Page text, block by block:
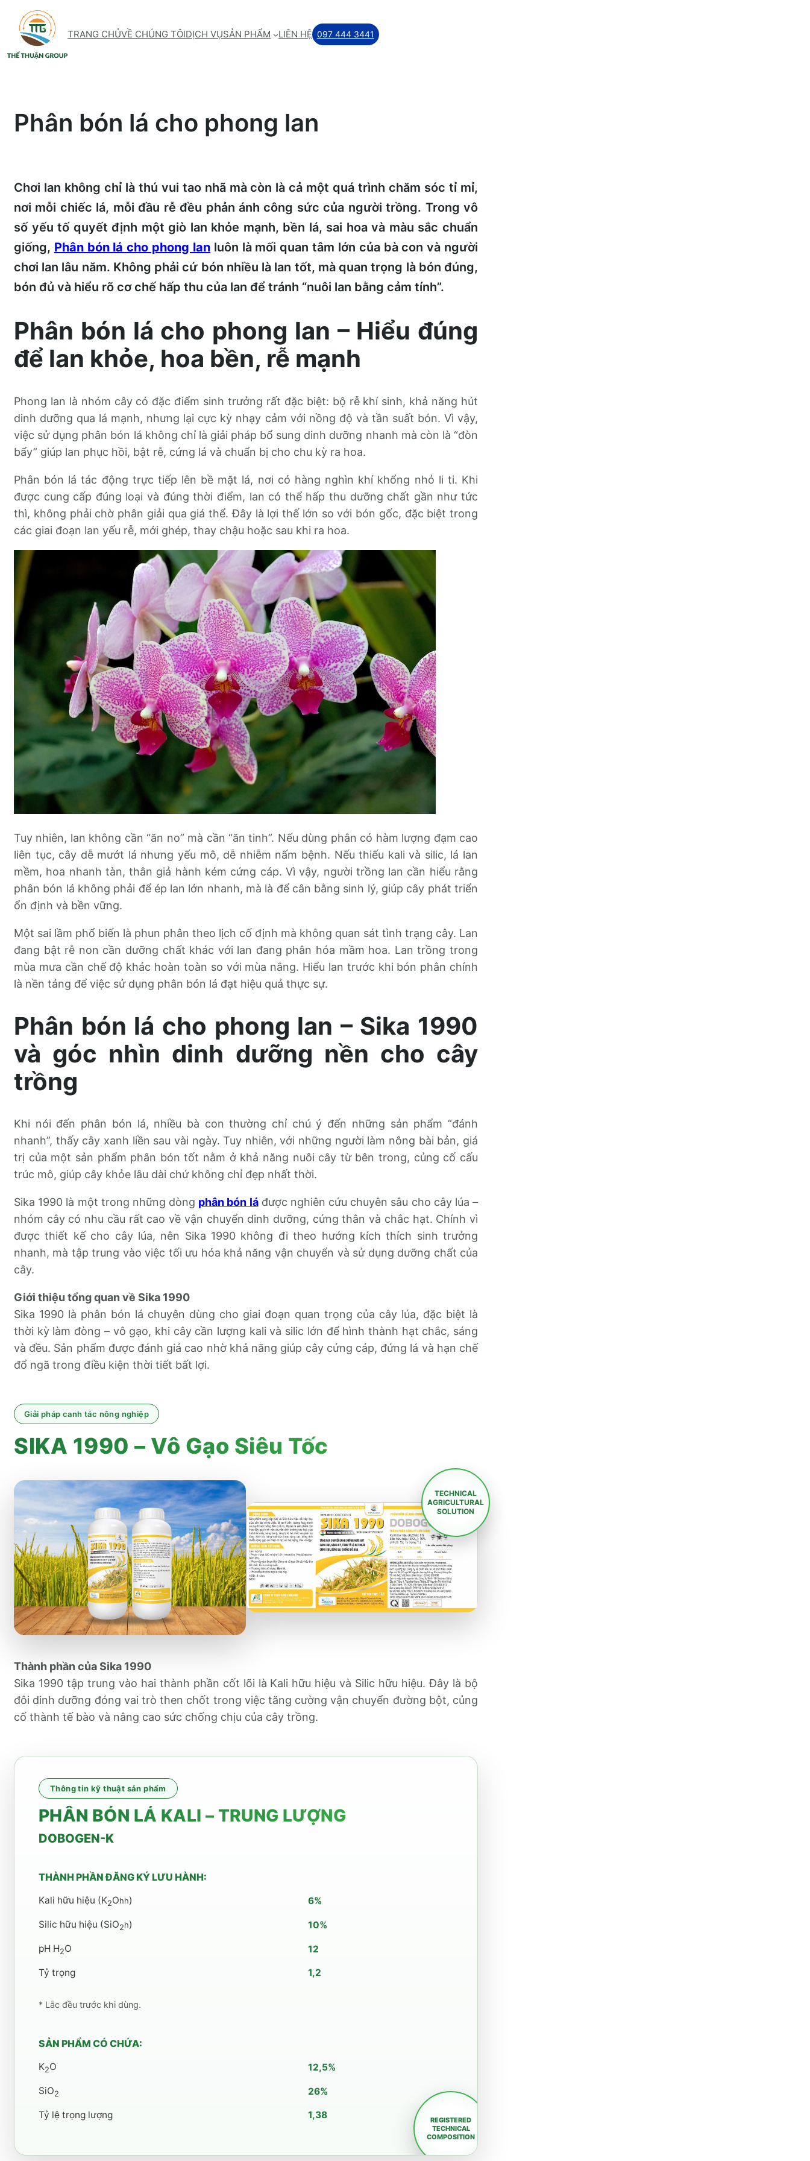
Skip
content
TRANG CHỦVỀ CHÚNG TÔIDỊCH VỤSẢN PHẨM LIÊN HỆ 097 444 3441
Phân bón lá cho phong lan
Chơi lan không chỉ là thú vui tao nhã mà còn là cả một quá trình chăm sóc tỉ mỉ,
nơi mỗi chiếc lá, mỗi đầu rễ đều phản ánh công sức của người trồng. Trong vô
số yếu tố quyết định một giò lan khỏe mạnh, bền lá, sai hoa và màu sắc chuẩn
giống, Phân bón lá cho phong lanluôn là mối quan tâm lớn của bà con và người
chơi lan lâu năm. Không phải cứ bón nhiều là lan tốt, mà quan trọng là bón đúng,
bón đủ và hiểu rõ cơ chế hấp thu của lan để tránh “nuôi lan bằng cảm tính”.
Phân bón lá cho phong lan – Hiểu đúng
để lan khỏe, hoa bền, rễ mạnh
Phong lan là nhóm cây có đặc điểm sinh trưởng rất đặc biệt: bộ rễ khí sinh, khả năng hút
dinh dưỡng qua lá mạnh, nhưng lại cực kỳ nhạy cảm với nồng độ và tần suất bón. Vì vậy,
việc sử dụng phân bón lá không chỉ là giải pháp bổ sung dinh dưỡng nhanh mà còn là “đòn
bẩy” giúp lan phục hồi, bật rễ, cứng lá và chuẩn bị cho chu kỳ ra hoa.
Phân bón lá tác động trực tiếp lên bề mặt lá, nơi có hàng nghìn khí khổng nhỏ li ti. Khi
được cung cấp đúng loại và đúng thời điểm, lan có thể hấp thu dưỡng chất gần như tức
thì, không phải chờ phân giải qua giá thể. Đây là lợi thế lớn so với bón gốc, đặc biệt trong
các giai đoạn lan yếu rễ, mới ghép, thay chậu hoặc sau khi ra hoa.
Tuy nhiên, lan không cần “ăn no” mà cần “ăn tinh”. Nếu dùng phân có hàm lượng đạm cao
liên tục, cây dễ mướt lá nhưng yếu mô, dễ nhiễm nấm bệnh. Nếu thiếu kali và silic, lá lan
mềm, hoa nhanh tàn, thân giả hành kém cứng cáp. Vì vậy, người trồng lan cần hiểu rằng
phân bón lá không phải để ép lan lớn nhanh, mà là để cân bằng sinh lý, giúp cây phát triển
ổn định và bền vững.
Một sai lầm phổ biến là phun phân theo lịch cố định mà không quan sát tình trạng cây. Lan
đang bật rễ non cần dưỡng chất khác với lan đang phân hóa mầm hoa. Lan trồng trong
mùa mưa cần chế độ khác hoàn toàn so với mùa nắng. Hiểu lan trước khi bón phân chính
là nền tảng để việc sử dụng phân bón lá đạt hiệu quả thực sự.
Phân bón lá cho phong lan – Sika 1990
và góc nhìn dinh dưỡng nền cho cây
trồng
Khi nói đến phân bón lá, nhiều bà con thường chỉ chú ý đến những sản phẩm “đánh
nhanh”, thấy cây xanh liền sau vài ngày. Tuy nhiên, với những người làm nông bài bản, giá
trị của một sản phẩm phân bón tốt nằm ở khả năng nuôi cây từ bên trong, củng cố cấu
trúc mô, giúp cây khỏe lâu dài chứ không chỉ đẹp nhất thời.
Sika 1990 là một trong những dòng phân bón láđược nghiên cứu chuyên sâu cho cây lúa –
nhóm cây có nhu cầu rất cao về vận chuyển dinh dưỡng, cứng thân và chắc hạt. Chính vì
được thiết kế cho cây lúa, nên Sika 1990 không đi theo hướng kích thích sinh trưởng
nhanh, mà tập trung vào việc tối ưu hóa khả năng vận chuyển và sử dụng dưỡng chất của
cây.
Giới thiệu tổng quan về Sika 1990
Sika 1990 là phân bón lá chuyên dùng cho giai đoạn quan trọng của cây lúa, đặc biệt là
thời kỳ làm đòng – vô gạo, khi cây cần lượng kali và silic lớn để hình thành hạt chắc, sáng
và đều. Sản phẩm được đánh giá cao nhờ khả năng giúp cây cứng cáp, đứng lá và hạn chế
đổ ngã trong điều kiện thời tiết bất lợi.
Giải pháp canh tác nông nghiệp
SIKA 1990 – Vô Gạo Siêu Tốc
TECHNICAL
AGRICULTURAL
SOLUTION
Thành phần của Sika 1990
Sika 1990 tập trung vào hai thành phần cốt lõi là Kali hữu hiệu và Silic hữu hiệu. Đây là bộ
đôi dinh dưỡng đóng vai trò then chốt trong việc tăng cường vận chuyển đường bột, củng
cố thành tế bào và nâng cao sức chống chịu của cây trồng.
Thông tin kỹ thuật sản phẩm
PHÂN BÓN LÁ KALI – TRUNG LƯỢNG
DOBOGEN-K
THÀNH PHẦN ĐĂNG KÝ LƯU HÀNH:
Kali hữu hiệu (K2Ohh) 6%
Silic hữu hiệu (SiO2h) 10%
pH H2O 12
Tỷ trọng 1,2
* Lắc đều trước khi dùng.
SẢN PHẨM CÓ CHỨA:
K2O 12,5%
SiO2 26%
Tỷ lệ trọng lượng 1,38
REGISTERED
TECHNICAL
COMPOSITION